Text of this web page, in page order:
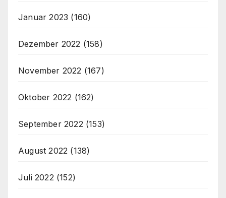
Januar 2023 (160)
Dezember 2022 (158)
November 2022 (167)
Oktober 2022 (162)
September 2022 (153)
August 2022 (138)
Juli 2022 (152)